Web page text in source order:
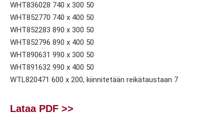
WHT836028 740 x 300 50
WHT852770 740 x 400 50
WHT852283 890 x 300 50
WHT852796 890 x 400 50
WHT890631 990 x 300 50
WHT891632 990 x 400 50
WTL820471 600 x 200, kiinnitetään reikätaustaan 7
Lataa PDF >>